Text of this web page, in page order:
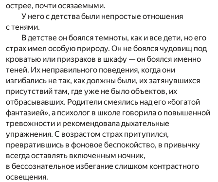
острее, почти осязаемыми.
У него с детства были непростые отношения
с тенями.
В детстве он боялся темноты, как и все дети, но его
страх имел особую природу. Он не боялся чудовищ под
кроватью или призраков в шкафу — он боялся именно
теней. Их неправильного поведения, когда они
изгибались не так, как должны были, их затянувшихся
присутствий там, где уже не было объектов, их
отбрасывавших. Родители смеялись над его «богатой
фантазией», а психолог в школе говорила о повышенной
тревожности и рекомендовала дыхательные
упражнения. С возрастом страх притупился,
превратившись в фоновое беспокойство, в привычку
всегда оставлять включенным ночник,
в бессознательное избегание слишком контрастного
освещения.